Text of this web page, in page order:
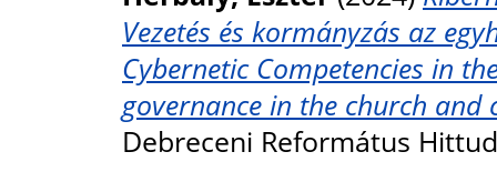
Vezetés és kormányzás az
Cybernetic Competencies in
governance in the church and
Debreceni Református